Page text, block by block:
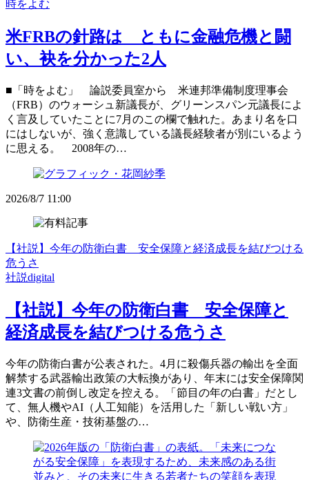
時をよむ
米FRBの針路は ともに金融危機と闘
い、袂を分かった2人
■「時をよむ」 論説委員室から 米連邦準備制度理事会
（FRB）のウォーシュ新議長が、グリーンスパン元議長によ
く言及していたことに7月のこの欄で触れた。あまり名を口
にはしないが、強く意識している議長経験者が別にいるよう
に思える。 2008年の…
2026/8/7 11:00
【社説】今年の防衛白書 安全保障と経済成長を結びつける
危うさ
社説digital
【社説】今年の防衛白書 安全保障と
経済成長を結びつける危うさ
今年の防衛白書が公表された。4月に殺傷兵器の輸出を全面
解禁する武器輸出政策の大転換があり、年末には安全保障関
連3文書の前倒し改定を控える。「節目の年の白書」だとし
て、無人機やAI（人工知能）を活用した「新しい戦い方」
や、防衛生産・技術基盤の…